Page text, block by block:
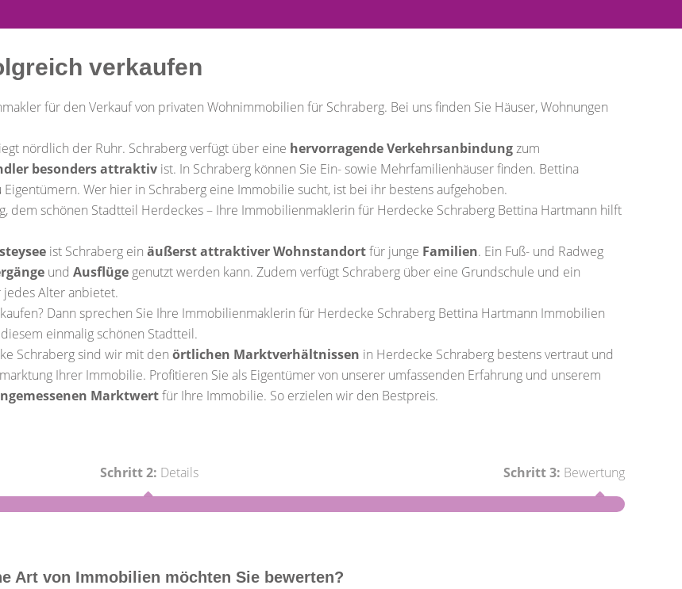
verkaufen
für den Verkauf von privaten Wohnimmobilien für Schraberg. Bei uns finden Sie Häuser, Wohnungen
nördlich der Ruhr. Schraberg verfügt über eine hervorragende Verkehrsanbindungzum
besonders attraktiv ist. In Schraberg können Sie Ein- sowie Mehrfamilienhäuser finden. Bettina
Wer hier in Schraberg eine Immobilie sucht, ist bei ihr bestens aufgehoben.
dem schönen Stadtteil Herdeckes – Ihre Immobilienmaklerin für Herdecke Schraberg Bettina Hartmann hilft
ist Schraberg ein äußerst attraktiver Wohnstandortfür junge Familien. Ein Fuß- und Radweg
und Ausflüge genutzt werden kann. Zudem verfügt Schraberg über eine Grundschule und ein
jedes Alter anbietet.
Dann sprechen Sie Ihre Immobilienmaklerin für Herdecke Schraberg Bettina Hartmann Immobilien
einmalig schönen Stadtteil.
Schraberg sind wir mit den örtlichen Marktverhältnissen in Herdecke Schraberg bestens vertraut und
Ihrer Immobilie. Profitieren Sie als Eigentümer von unserer umfassenden Erfahrung und unserem
Marktwertfür Ihre Immobilie. So erzielen wir den Bestpreis.
Schritt 2: Details Schritt 3: Bewertung
Art von Immobilien möchten Sie bewerten?